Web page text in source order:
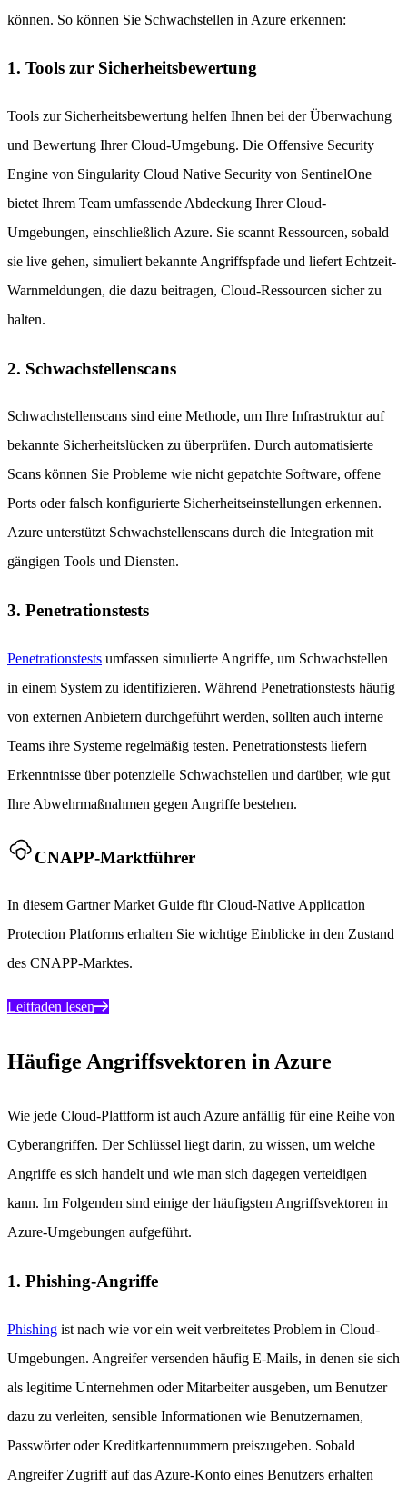
können. So können Sie Schwachstellen in Azure erkennen:
1. Tools zur Sicherheitsbewertung
Tools zur Sicherheitsbewertung helfen Ihnen bei der Überwachung
und Bewertung Ihrer Cloud-Umgebung. Die Offensive Security
Engine von Singularity Cloud Native Security von SentinelOne
bietet Ihrem Team umfassende Abdeckung Ihrer Cloud-
Umgebungen, einschließlich Azure. Sie scannt Ressourcen, sobald
sie live gehen, simuliert bekannte Angriffspfade und liefert Echtzeit-
Warnmeldungen, die dazu beitragen, Cloud-Ressourcen sicher zu
halten.
2. Schwachstellenscans
Schwachstellenscans sind eine Methode, um Ihre Infrastruktur auf
bekannte Sicherheitslücken zu überprüfen. Durch automatisierte
Scans können Sie Probleme wie nicht gepatchte Software, offene
Ports oder falsch konfigurierte Sicherheitseinstellungen erkennen.
Azure unterstützt Schwachstellenscans durch die Integration mit
gängigen Tools und Diensten.
3. Penetrationstests
Penetrationstests umfassen simulierte Angriffe, um Schwachstellen
in einem System zu identifizieren. Während Penetrationstests häufig
von externen Anbietern durchgeführt werden, sollten auch interne
Teams ihre Systeme regelmäßig testen. Penetrationstests liefern
Erkenntnisse über potenzielle Schwachstellen und darüber, wie gut
Ihre Abwehrmaßnahmen gegen Angriffe bestehen.
CNAPP-Marktführer
In diesem Gartner Market Guide für Cloud-Native Application
Protection Platforms erhalten Sie wichtige Einblicke in den Zustand
des CNAPP-Marktes.
Leitfaden lesen
Häufige Angriffsvektoren in Azure
Wie jede Cloud-Plattform ist auch Azure anfällig für eine Reihe von
Cyberangriffen. Der Schlüssel liegt darin, zu wissen, um welche
Angriffe es sich handelt und wie man sich dagegen verteidigen
kann. Im Folgenden sind einige der häufigsten Angriffsvektoren in
Azure-Umgebungen aufgeführt.
1. Phishing-Angriffe
Phishing ist nach wie vor ein weit verbreitetes Problem in Cloud-
Umgebungen. Angreifer versenden häufig E-Mails, in denen sie sich
als legitime Unternehmen oder Mitarbeiter ausgeben, um Benutzer
dazu zu verleiten, sensible Informationen wie Benutzernamen,
Passwörter oder Kreditkartennummern preiszugeben. Sobald
Angreifer Zugriff auf das Azure-Konto eines Benutzers erhalten